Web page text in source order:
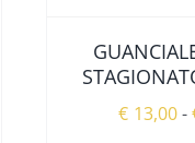
€ 13,00 -